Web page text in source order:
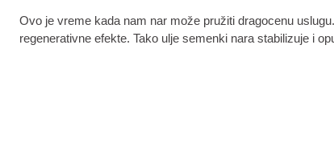
Ovo je vreme kada nam nar može pružiti dragocenu
regenerativne efekte. Tako ulje semenki nara stabilizuje i